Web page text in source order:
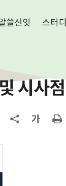
쓸신잇 스터디
시사점